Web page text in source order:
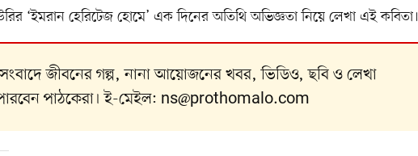
‘ইমরান হেরিটেজ হোমে’ এক দিনের অতিথি অভিজ্ঞতা নিয়ে লেখা এই কবিতা।
জীবনের গল্প, নানা আয়োজনের খবর, ভিডিও, ছবি ও লেখা
পাঠকেরা। ই-মেইল: ns@prothomalo.com